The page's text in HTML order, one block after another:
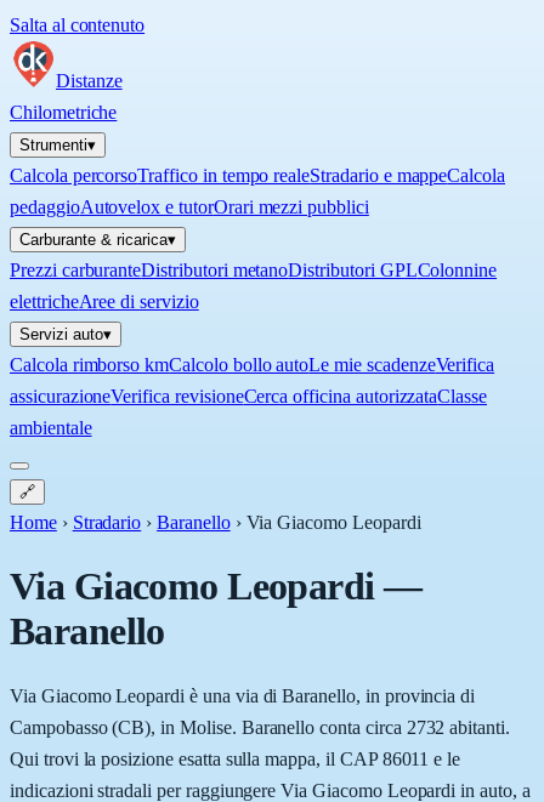
Salta al contenuto
Distanze
Chilometriche
Strumenti▾
Calcola percorsoTraffico in tempo realeStradario e mappeCalcola
pedaggioAutovelox e tutorOrari mezzi pubblici
Carburante & ricarica▾
Prezzi carburanteDistributori metanoDistributori GPLColonnine
elettricheAree di servizio
Servizi auto▾
Calcola rimborso kmCalcolo bollo autoLe mie scadenzeVerifica
assicurazioneVerifica revisioneCerca officina autorizzataClasse
ambientale
🔗
Home › Stradario › Baranello › Via Giacomo Leopardi
Via Giacomo Leopardi—
Baranello
Via Giacomo Leopardi è una via di Baranello, in provincia di
Campobasso (CB), in Molise. Baranello conta circa 2732 abitanti.
Qui trovi la posizione esatta sulla mappa, il CAP 86011 e le
indicazioni stradali per raggiungere Via Giacomo Leopardi in auto, a